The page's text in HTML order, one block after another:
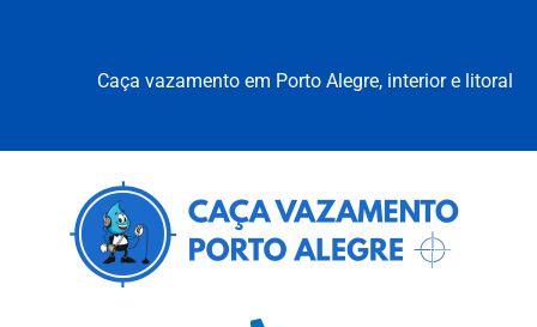
Caça vazamento em Porto Alegre, interior e litoral